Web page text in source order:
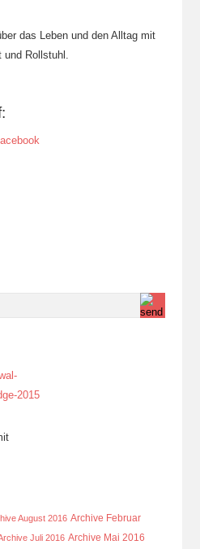
das Leben und den Alltag mit
und Rollstuhl.
August 2016 Archive Februar
Juli 2016 Archive Mai 2016